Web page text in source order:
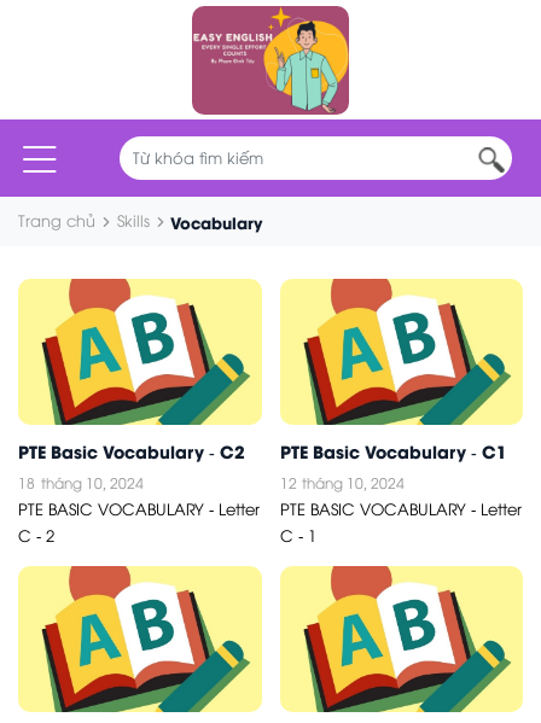
Trang chủ Skills Vocabulary
PTE Basic Vocabulary - C2
18 tháng 10, 2024
PTE BASIC VOCABULARY - Letter
C - 2
PTE Basic Vocabulary - C1
12 tháng 10, 2024
PTE BASIC VOCABULARY - Letter
C - 1